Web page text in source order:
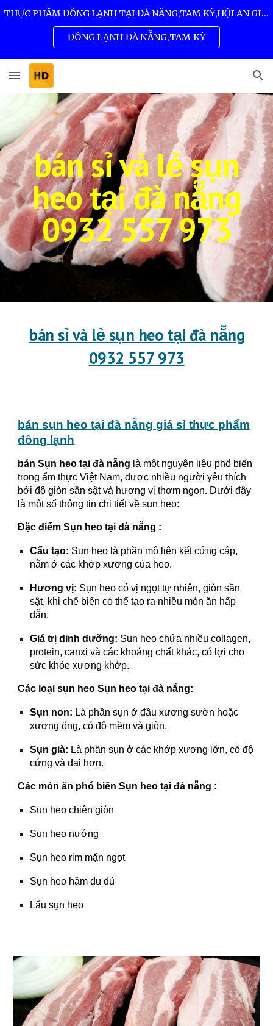
THỰC PHẨM ĐÔNG LẠNH TẠI ĐÀ NẴNG,TAM KỲ,HỘI AN GIÁ SỈ TỐT NHẤT 0932 557 973
ĐÔNG LẠNH ĐÀ NẴNG,TAM KỲ
bán sỉ và lẻ sụn
heo tại đà nẵng
0932 557 973
bán sỉ và lẻ sụn heo tại đà nẵng
0932 557 973
bán sụn heo tại đà nẵng giá sỉ thực phẩm
đông lạnh
bán Sụn heo tại đà nẵng là một nguyên liệu phổ biến
trong ẩm thực Việt Nam, được nhiều người yêu thích
bởi độ giòn sần sật và hương vị thơm ngon. Dưới đây
là một số thông tin chi tiết về sụn heo:
Đặc điểmSụn heo tại đà nẵng :
Cấu tạo: Sụn heo là phần mô liên kết cứng cáp,
nằm ở các khớp xương của heo.
Hương vị: Sụn heo có vị ngọt tự nhiên, giòn sần
sật, khi chế biến có thể tạo ra nhiều món ăn hấp
dẫn.
Giá trị dinh dưỡng: Sụn heo chứa nhiều collagen,
protein, canxi và các khoáng chất khác, có lợi cho
sức khỏe xương khớp.
Các loại sụn heoSụn heo tại đà nẵng:
Sụn non: Là phần sụn ở đầu xương sườn hoặc
xương ống, có độ mềm và giòn.
Sụn già: Là phần sụn ở các khớp xương lớn, có độ
cứng và dai hơn.
Các món ăn phổ biếnSụn heo tại đà nẵng :
Sụn heo chiên giòn
Sụn heo nướng
Sụn heo rim mặn ngọt
Sụn heo hầm đu đủ
Lẩu sụn heo